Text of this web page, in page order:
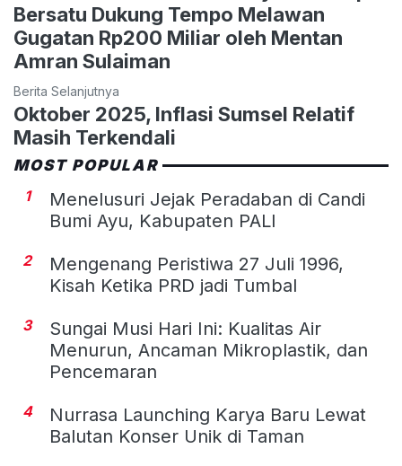
Bersatu Dukung Tempo Melawan
Gugatan Rp200 Miliar oleh Mentan
Amran Sulaiman
Berita Selanjutnya
Oktober 2025, Inflasi Sumsel Relatif
Masih Terkendali
MOST POPULAR
1
Menelusuri Jejak Peradaban di Candi
Bumi Ayu, Kabupaten PALI
2
Mengenang Peristiwa 27 Juli 1996,
Kisah Ketika PRD jadi Tumbal
3
Sungai Musi Hari Ini: Kualitas Air
Menurun, Ancaman Mikroplastik, dan
Pencemaran
4
Nurrasa Launching Karya Baru Lewat
Balutan Konser Unik di Taman